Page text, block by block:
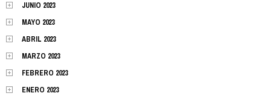
JUNIO 2023
MAYO 2023
ABRIL 2023
MARZO 2023
FEBRERO 2023
ENERO 2023